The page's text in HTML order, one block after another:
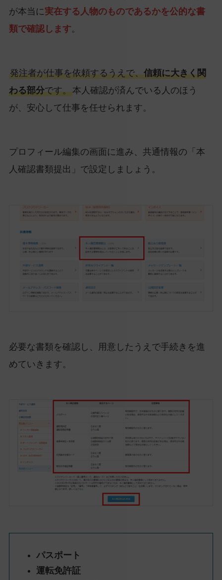
が本当に実在する人物のものであるかを公的な書
類で確認します。
発注者が仕事を依頼するうえで、信頼に大きく関
わる部分です。本人確認が済んでいる人のほう
が、安心して仕事を任せられます。
プロフィール編集の画面に進み、共通情報の「本
人確認書類提出」で設定しましょう。
必要な書類を確認し、用意したうえで手続きを進
めていきます。
パスポート
運転免許証